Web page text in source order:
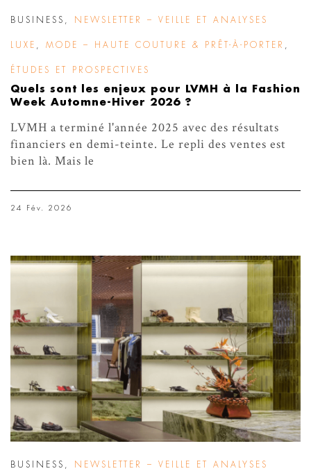
BUSINESS NEWSLETTER – VEILLE ET ANALYSES
LUXE MODE – HAUTE COUTURE & PRÊT-À-PORTER
ÉTUDES ET PROSPECTIVES
Quels sont les enjeux pour LVMH à la Fashion
Week Automne-Hiver 2026 ?
LVMH a terminé l'année 2025 avec des résultats
financiers en demi-teinte. Le repli des ventes est
bien là. Mais le
24 Fév. 2026
BUSINESS , NEWSLETTER – VEILLE ET ANALYSES